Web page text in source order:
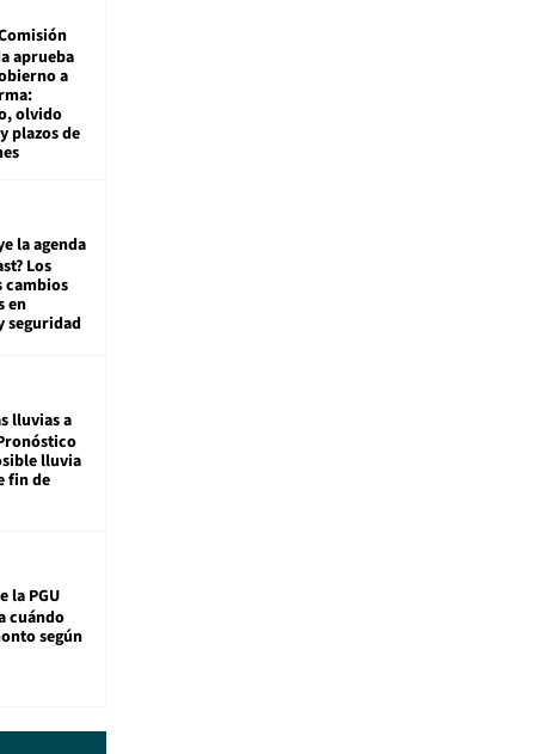
aprueba
a
olvido
plazos de
la agenda
Los
cambios
en
seguridad
lluvias a
lluvia
fin de
la PGU
cuándo
según